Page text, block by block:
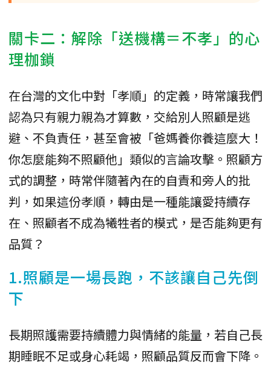
關卡二：解除「送機構＝不孝」的心
理枷鎖
在台灣的文化中對「孝順」的定義，時常讓我們
認為只有親力親為才算數，交給別人照顧是逃
避、不負責任，甚至會被「爸媽養你養這麼大！
你怎麼能夠不照顧他」類似的言論攻擊。照顧方
式的調整，時常伴隨著內在的自責和旁人的批
判，如果這份孝順，轉由是一種能讓愛持續存
在、照顧者不成為犧牲者的模式，是否能夠更有
品質？
1.照顧是一場長跑，不該讓自己先倒
下
長期照護需要持續體力與情緒的能量，若自己長
期睡眠不足或身心耗竭，照顧品質反而會下降。